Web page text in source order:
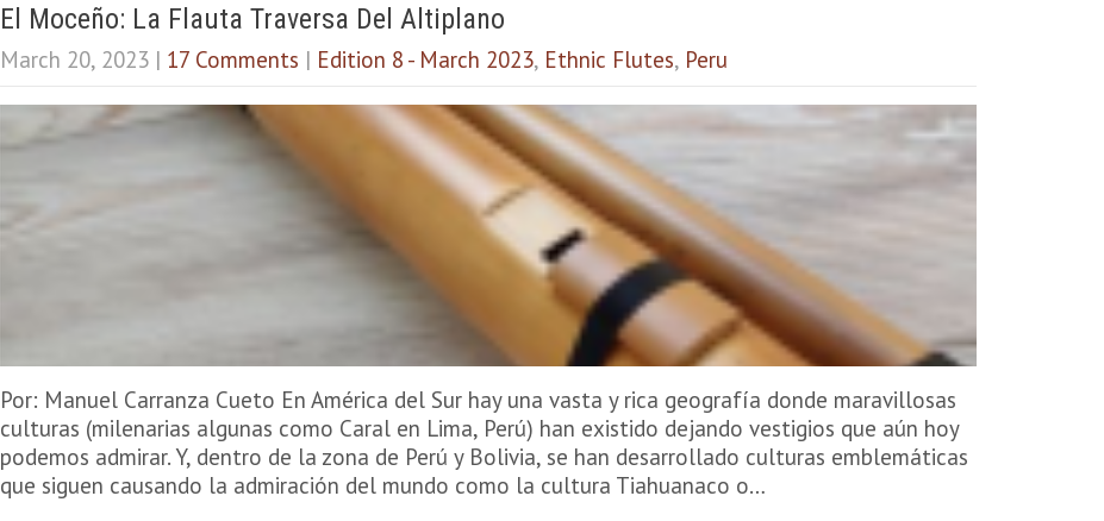
El Moceño: La Flauta Traversa Del Altiplano
March 20, 2023 | 17 Comments | Edition 8 - March 2023, Ethnic Flutes, Peru
Por: Manuel Carranza Cueto En América del Sur hay una vasta y rica geografía donde maravillosas
culturas (milenarias algunas como Caral en Lima, Perú) han existido dejando vestigios que aún hoy
podemos admirar. Y, dentro de la zona de Perú y Bolivia, se han desarrollado culturas emblemáticas
que siguen causando la admiración del mundo como la cultura Tiahuanaco o…